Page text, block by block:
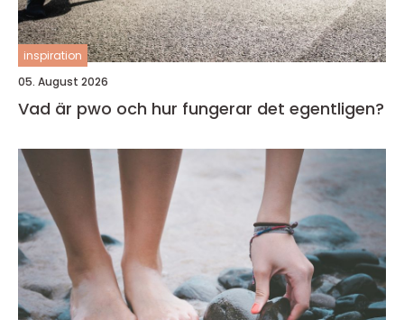
inspiration
05. August 2026
Vad är pwo och hur fungerar det egentligen?